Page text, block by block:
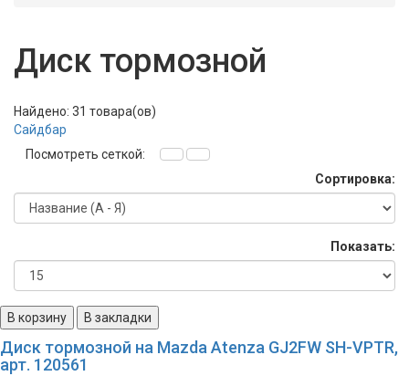
Диск тормозной
Найдено: 31 товара(ов)
Сайдбар
Посмотреть сеткой:
Сортировка:
Показать:
В корзину В закладки
Диск тормозной на Mazda Atenza GJ2FW SH-VPTR,
арт. 120561